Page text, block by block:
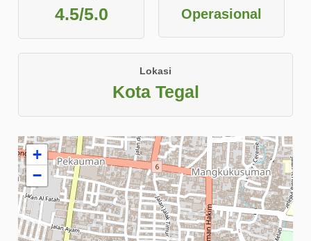
4.5/5.0 Operasional
Lokasi
Kota Tegal
+
−